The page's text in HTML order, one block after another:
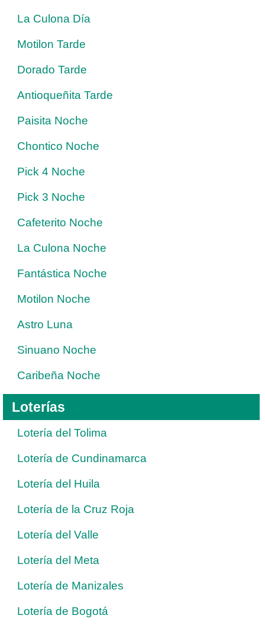
La Culona Día
Motilon Tarde
Dorado Tarde
Antioqueñita Tarde
Paisita Noche
Chontico Noche
Pick 4 Noche
Pick 3 Noche
Cafeterito Noche
La Culona Noche
Fantástica Noche
Motilon Noche
Astro Luna
Sinuano Noche
Caribeña Noche
Loterías
Lotería del Tolima
Lotería de Cundinamarca
Lotería del Huila
Lotería de la Cruz Roja
Lotería del Valle
Lotería del Meta
Lotería de Manizales
Lotería de Bogotá